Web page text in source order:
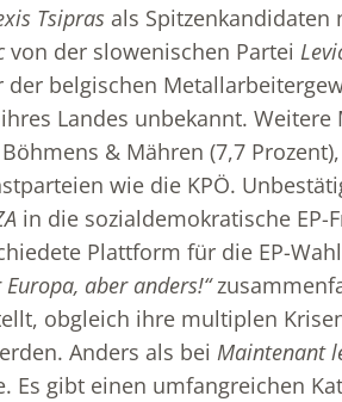
Tsipras als
von der slowenischen Partei
belgischen
Landes unbekannt. Weitere
& Mähren (7,7
wie die KPÖ.
in die sozialdemokratische EP-
Plattform für die EP-
Europa, aber anders!“
obgleich ihre multiplen
Anders als bei Maintenant
Es gibt einen umfangreichen